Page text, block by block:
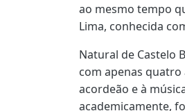
ao mesmo tempo
Lima, conhecida
Natural de Castelo
com apenas quatro
acordeão e à
academicamente,